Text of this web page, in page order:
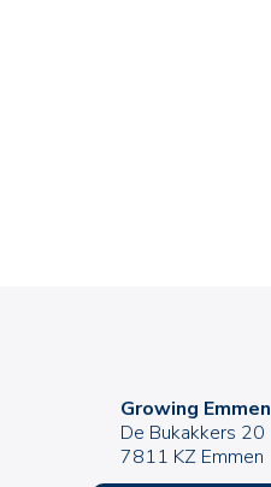
Growing Emmen
De Bukakkers 20
7811 KZ Emmen